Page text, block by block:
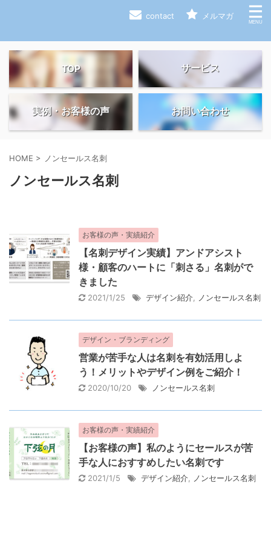
contact メルマガ
TOP サービス
実例・お客様の声 お問い合わせ
HOME > ノンセールス名刺
ノンセールス名刺
お客様の声・実績紹介
【名刺デザイン実績】アンドアシスト
様・顧客のハートに「刺さる」名刺がで
きました
2021/1/25 デザイン紹介 ノンセールス名刺
デザイン・ブランディング
営業が苦手な人は名刺を有効活用しよ
う！メリットやデザイン例をご紹介！
2020/10/20 ノンセールス名刺
お客様の声・実績紹介
【お客様の声】私のようにセールスが苦
手な人におすすめしたい名刺です
2021/1/5 デザイン紹介 ノンセールス名刺